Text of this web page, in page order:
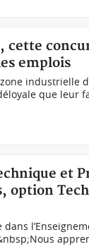
emplois
industrielle
que leur
et
option